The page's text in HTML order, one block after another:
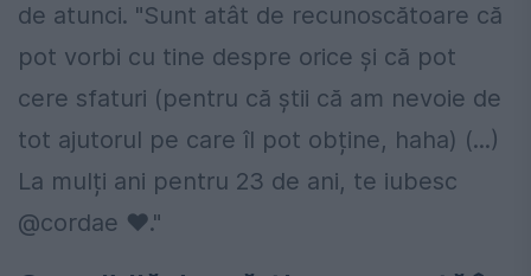
de atunci. "Sunt atât de recunoscătoare că
pot vorbi cu tine despre orice și că pot
cere sfaturi (pentru că știi că am nevoie de
tot ajutorul pe care îl pot obține, haha) (...)
La mulți ani pentru 23 de ani, te iubesc
@cordae ❤️."